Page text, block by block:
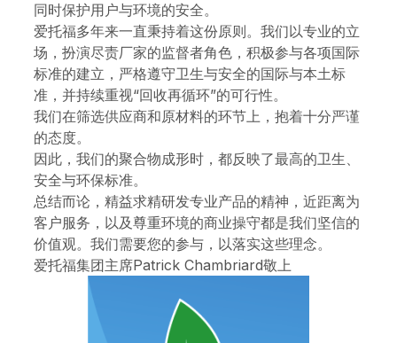
同时保护用户与环境的安全。
爱托福多年来一直秉持着这份原则。我们以专业的立
场，扮演尽责厂家的监督者角色，积极参与各项国际
标准的建立，严格遵守卫生与安全的国际与本土标
准，并持续重视“回收再循环”的可行性。
我们在筛选供应商和原材料的环节上，抱着十分严谨
的态度。
因此，我们的聚合物成形时，都反映了最高的卫生、
安全与环保标准。
总结而论，精益求精研发专业产品的精神，近距离为
客户服务，以及尊重环境的商业操守都是我们坚信的
价值观。我们需要您的参与，以落实这些理念。
爱托福集团主席Patrick Chambriard敬上